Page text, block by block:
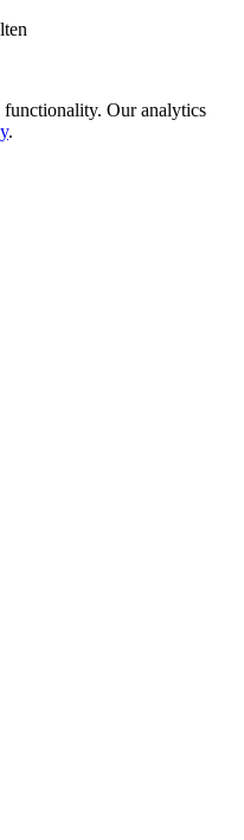
functionality. Our analytics
.